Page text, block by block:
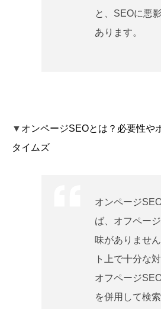
と、SEOに悪
あります。
▼ オンページSEOとは？必要性や
タイムズ
オンページ
ば、オフペー
味がありませ
ト上で十分な
オフページ
を併用して検